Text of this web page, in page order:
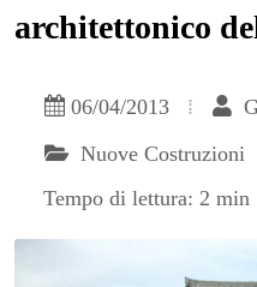
architettonico
06/04/2013
Nuove Costruzioni
Tempo di lettura: 2 min